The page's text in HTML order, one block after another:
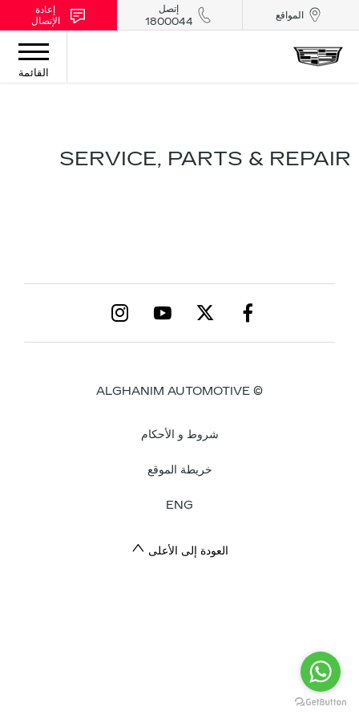
المواقع
إتصل
1800044
إعادة
الإتصال
القائمة
SERVICE, PARTS & REPAIR
© ALGHANIM AUTOMOTIVE
شروط و الأحكام
خريطة الموقع
ENG
العودة إلى الأعلى